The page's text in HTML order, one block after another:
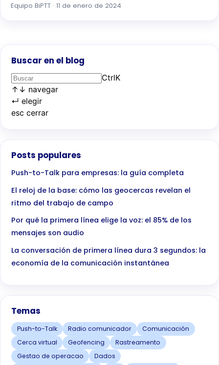
Equipo BiPTT · 11 de enero de 2024
Buscar en el blog
CtrlK
↑ ↓ navegar
↵ elegir
esc cerrar
Posts populares
Push-to-Talk para empresas: la guía completa
El reloj de la base: cómo las geocercas revelan el
ritmo del trabajo de campo
Por qué la primera línea elige la voz: el 85% de los
mensajes son audio
La conversación de primera línea dura 3 segundos: la
economía de la comunicación instantánea
Temas
Push-to-Talk Radio comunicador
Comunicación
Cerca virtual
Geofencing
Rastreamento
Gestao de operacao
Dados